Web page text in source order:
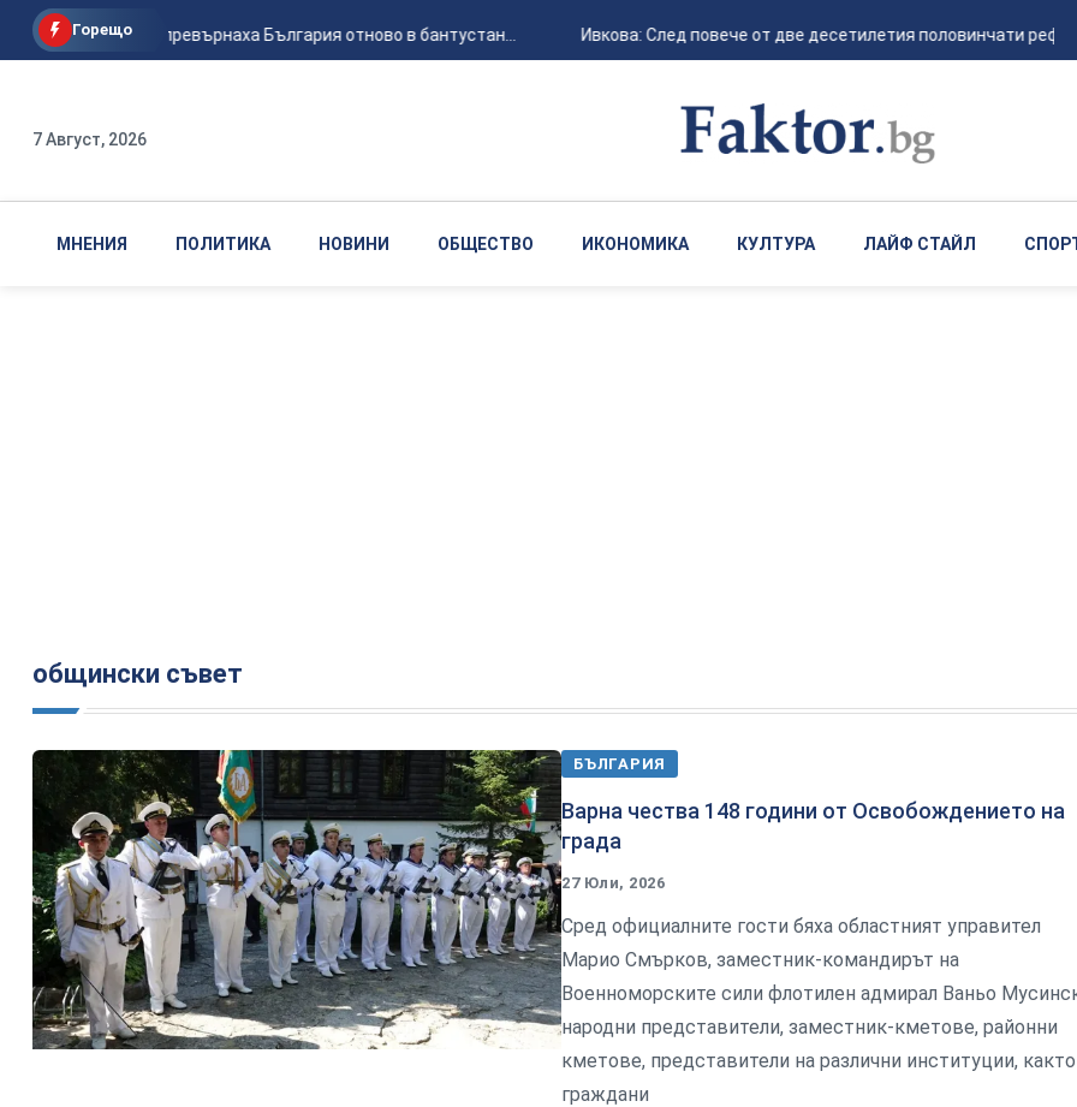
Горещо
С "Боташ" превърнаха България отново в бантустан... Ивкова: След повече от две десетилетия половинчати
7 Август, 2026
МНЕНИЯ ПОЛИТИКА НОВИНИ ОБЩЕСТВО ИКОНОМИКА КУЛТУРА ЛАЙФ СТАЙЛ
общински съвет
БЪЛГАРИЯ
Варна чества 148 години от Освобождението на
града
27 Юли, 2026
Сред официалните гости бяха областният управител
Марио Смърков, заместник-командирът на
Военноморските сили флотилен адмирал Ваньо
народни представители, заместник-кметове, районни
кметове, представители на различни институции,
граждани